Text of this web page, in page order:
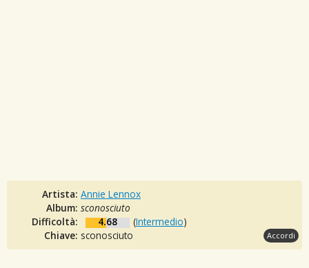
Artista: Annie Lennox
Album: sconosciuto
Difficoltà:
4.68 (Intermedio)
Chiave: sconosciuto Accordi